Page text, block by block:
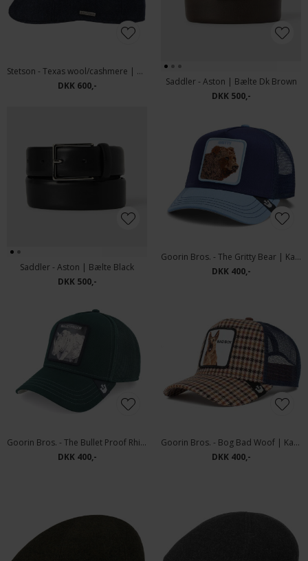
Stetson - Texas wool/cashmere | Kasket Fischgrat
DKK 600,-
Saddler - Aston | Bælte Dk Brown
DKK 500,-
Saddler - Aston | Bælte Black
DKK 500,-
Goorin Bros. - The Gritty Bear | Kasket Navy
DKK 400,-
Goorin Bros. - The Bullet Proof Rhino | Kasket Forest
DKK 400,-
Goorin Bros. - Bog Bad Woof | Kasket Cream
DKK 400,-